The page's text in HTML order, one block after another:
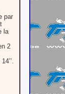
par
la
2